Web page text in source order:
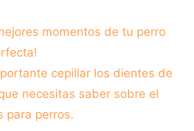
perros y cómo
cuidar de ellos
adecuadamente.
momentos de tu perro
cepillar los dientes de
necesitas saber sobre el
para perros.